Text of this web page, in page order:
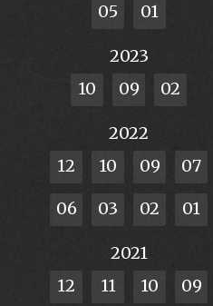
05 01
2023
10
09 02
2022
12
10 09 07
06 03 02 01
2021
12
11 10 09